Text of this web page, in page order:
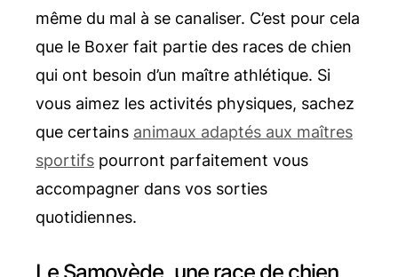
même du mal à se canaliser. C’est pour cela
que le Boxer fait partie des races de chien
qui ont besoin d’un maître athlétique. Si
vous aimez les activités physiques, sachez
que certains animaux adaptés aux maîtres
sportifs pourront parfaitement vous
accompagner dans vos sorties
quotidiennes.